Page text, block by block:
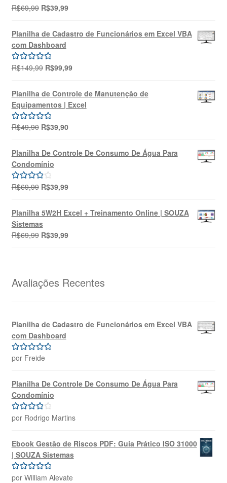
Avaliação
R$69,99 O
original
era:
R$69,99.
R$39,99O
atual
é:
Planilha de Cadastro de Funcionários em Excel VBA
com Dashboard
Avaliação
R$149,99 O
original
era:
R$149,99.
R$99,99O
atual
é:
R$99,99.
Planilha de Controle de Manutenção de
Equipamentos | Excel
Avaliação
R$49,90 O
original
era:
R$49,90.
R$39,90O
atual
é:
Planilha De Controle De Consumo De Água Para
Condomínio
Avaliação
R$69,99 O
original
era:
R$69,99.
R$39,99O
atual
é:
R$39,99.
Planilha 5W2H Excel + Treinamento Online | SOUZA
Sistemas
R$69,99 O
R$69,99.
R$39,99O
R$39,99.
Avaliações Recentes
Planilha de Cadastro de Funcionários em Excel VBA
com Dashboard
Avaliação5
por Freide
Planilha De Controle De Consumo De Água Para
Condomínio
Avaliação
por Rodrigo Martins
Ebook Gestão de Riscos PDF: Guia Prático ISO 31000
| SOUZA Sistemas
Avaliação5
por William Alevate